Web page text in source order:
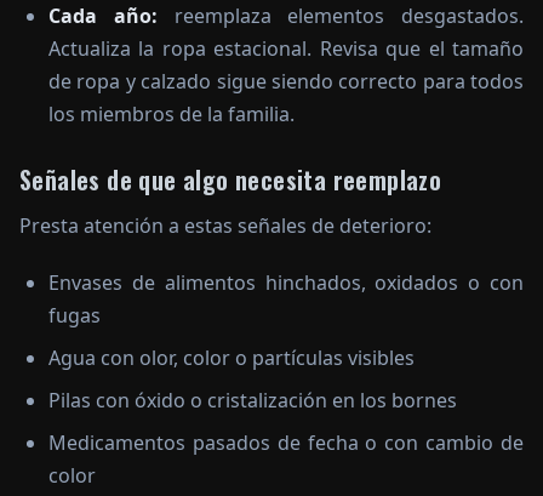
Cada año: reemplaza elementos desgastados.
Actualiza la ropa estacional. Revisa que el tamaño
de ropa y calzado sigue siendo correcto para todos
los miembros de la familia.
Señales de que algo necesita reemplazo
Presta atención a estas señales de deterioro:
Envases de alimentos hinchados, oxidados o con
fugas
Agua con olor, color o partículas visibles
Pilas con óxido o cristalización en los bornes
Medicamentos pasados de fecha o con cambio de
color